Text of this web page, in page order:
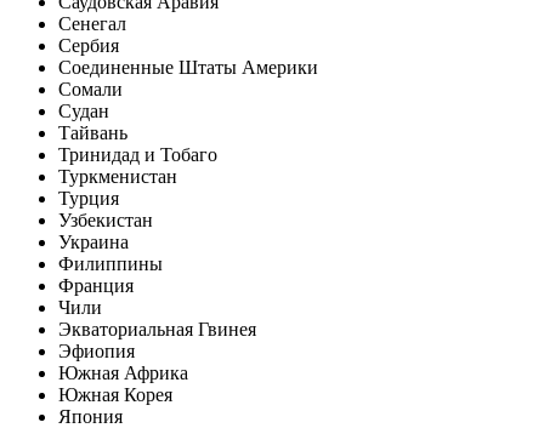
Сенегал
Сербия
Соединенные Штаты Америки
Сомали
Судан
Тайвань
Тринидад и Тобаго
Туркменистан
Турция
Узбекистан
Украина
Филиппины
Франция
Чили
Экваториальная Гвинея
Эфиопия
Южная Африка
Южная Корея
Япония